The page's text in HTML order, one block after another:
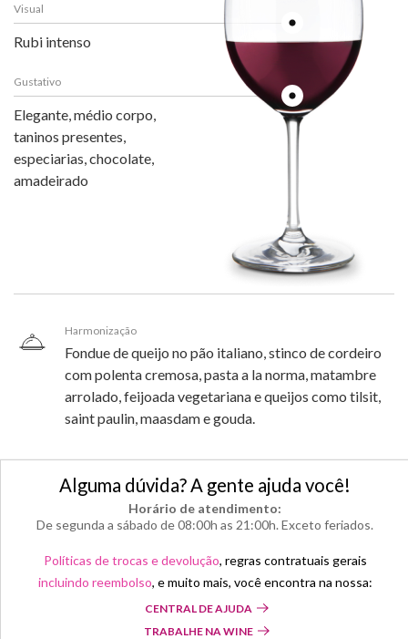
Visual
Rubi intenso
Gustativo
Elegante, médio corpo,
taninos presentes,
especiarias, chocolate,
amadeirado
Harmonização
Fondue de queijo no pão italiano, stinco de cordeiro
com polenta cremosa, pasta a la norma, matambre
arrolado, feijoada vegetariana e queijos como tilsit,
saint paulin, maasdam e gouda.
Alguma dúvida? A gente ajuda você!
Horário de atendimento:
De segunda a sábado de 08:00h as 21:00h. Exceto feriados.
Políticas de trocas e devolução, regras contratuais gerais
incluindo reembolso, e muito mais, você encontra na nossa:
CENTRAL DE AJUDA
TRABALHE NA WINE